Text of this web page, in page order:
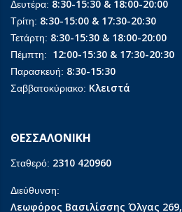
Δευτέρα: 8:30-15:30 & 18:00-20:00
Τρίτη: 8:30-15:00 & 17:30-20:30
Τετάρτη: 8:30-15:30 & 18:00-20:00
Πέμπτη: 12:00-15:30 & 17:30-20:30
Παρασκευή: 8:30-15:30
Σαββατοκύριακο: Κλειστά
ΘΕΣΣΑΛΟΝΙΚΗ
Σταθερό: 2310 420960
Διεύθυνση:
Λεωφόρος Βασιλίσσης Όλγας 269,